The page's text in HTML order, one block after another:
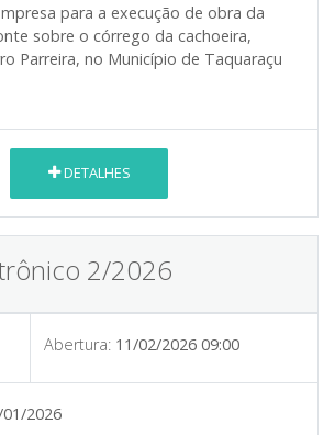
para a execução de obra da
sobre o córrego da cachoeira,
Parreira, no Município de Taquaraçu
DETALHES
2/2026
Abertura: 11/02/2026 09:00
2026